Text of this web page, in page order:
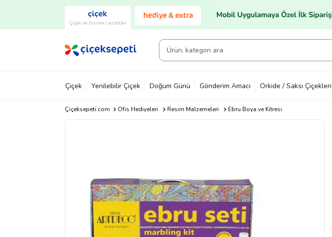
Çiçek ve Gurme Lezzetler
Çiçek Yenilebilir Çiçek Doğum Günü Gönderim Amacı Orkide / Saksı Çiçekleri
Çiçeksepeti.com Ofis Hediyeleri Resim Malzemeleri Ebru Boya ve Kitresi